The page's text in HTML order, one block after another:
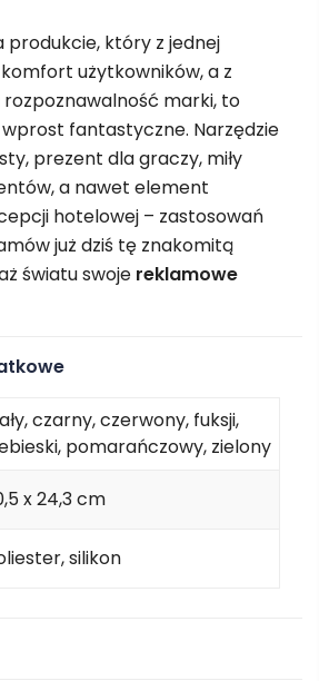
produkcie, który z jednej
użytkowników, a z
marki, to
fantastyczne. Narzędzie
prezent dla graczy, miły
a nawet element
hotelowej – zastosowań
już dziś tę znakomitą
światu swoje reklamowe
czarny, czerwony, fuksji,
pomarańczowy, zielony
x 24,3 cm
silikon